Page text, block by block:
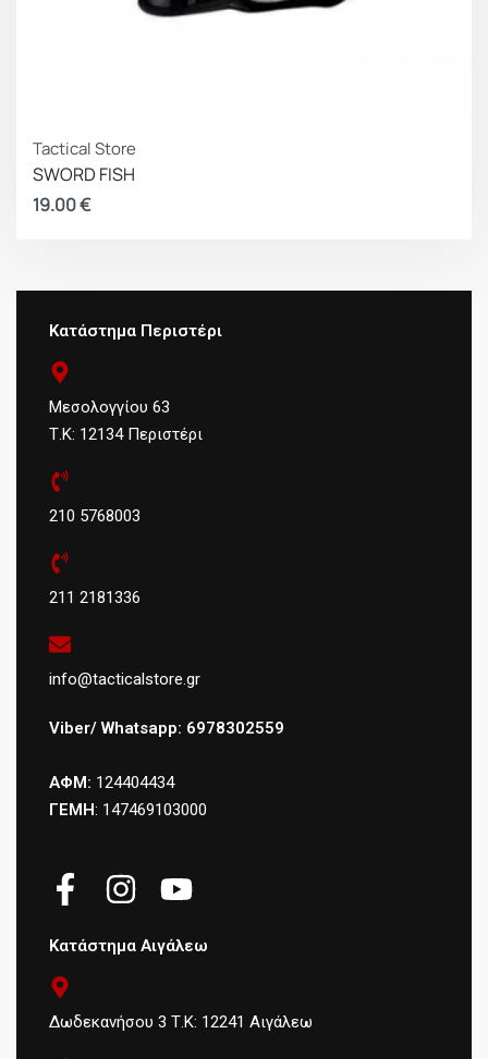
Tactical Store
SWORD FISH
19.00€
Κατάστημα Περιστέρι
Μεσολογγίου 63
Τ.Κ: 12134 Περιστέρι
210 5768003
211 2181336
info@tacticalstore.gr
Viber/ Whatsapp: 6978302559
ΑΦΜ: 124404434
ΓΕΜΗ: 147469103000
Κατάστημα Αιγάλεω
Δωδεκανήσου 3 Τ.Κ: 12241 Αιγάλεω